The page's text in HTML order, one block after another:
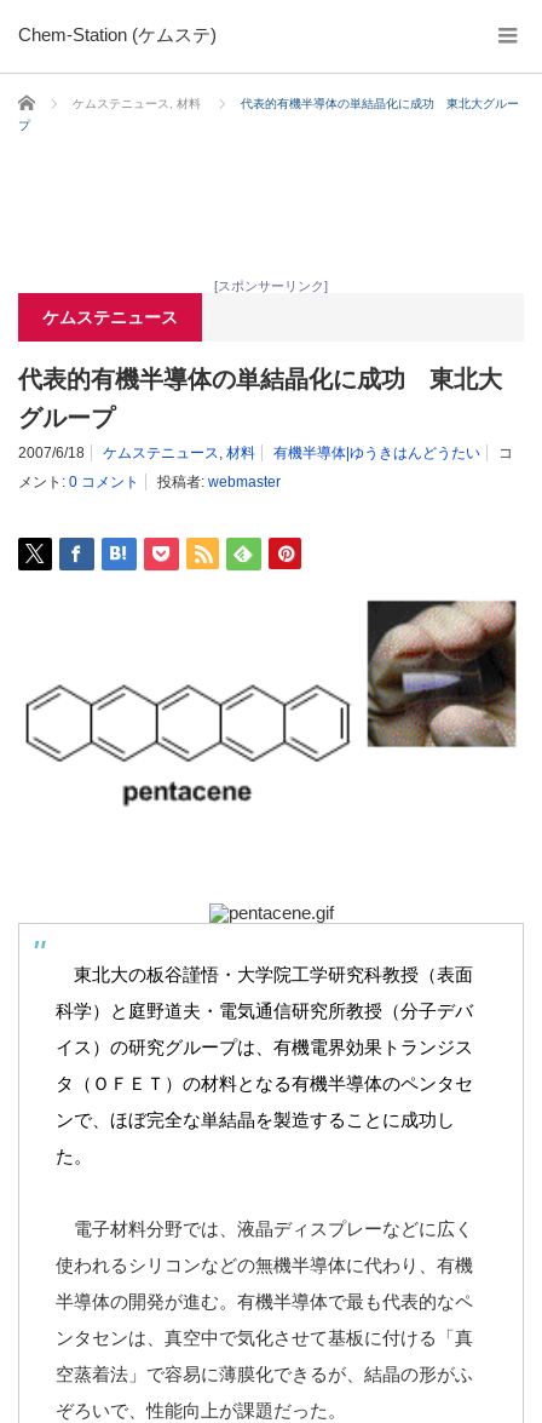
Chem-Station (ケムステ)
ホーム ケムステニュース 材料
代表的有機半導体の単結晶化に成功 東北大グルー
プ
[スポンサーリンク]
ケムステニュース
代表的有機半導体の単結晶化に成功 東北大
グループ
2007/6/18 ケムステニュース, 材料 有機半導体|ゆうきはんどうたい
コ
メント: 0 コメント 投稿者: webmaster
東北大の板谷謹悟・大学院工学研究科教授（表面
科学）と庭野道夫・電気通信研究所教授（分子デバ
イス）の研究グループは、有機電界効果トランジス
タ（ＯＦＥＴ）の材料となる有機半導体のペンタセ
ンで、ほぼ完全な単結晶を製造することに成功し
た。
電子材料分野では、液晶ディスプレーなどに広く
使われるシリコンなどの無機半導体に代わり、有機
半導体の開発が進む。有機半導体で最も代表的なペ
ンタセンは、真空中で気化させて基板に付ける「真
空蒸着法」で容易に薄膜化できるが、結晶の形がふ
ぞろいで、性能向上が課題だった。